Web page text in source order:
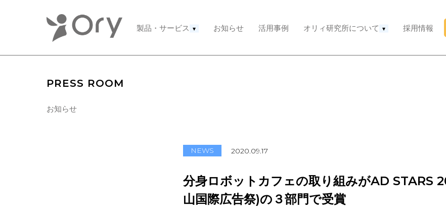
製品・サービス ▾ お知らせ 活用事例 オリィ研究所について ▾ 採用情報
PRESS ROOM
お知らせ
NEWS 2020.09.17
分身ロボットカフェの取り組みがAD STARS
山国際広告祭)の３部門で受賞